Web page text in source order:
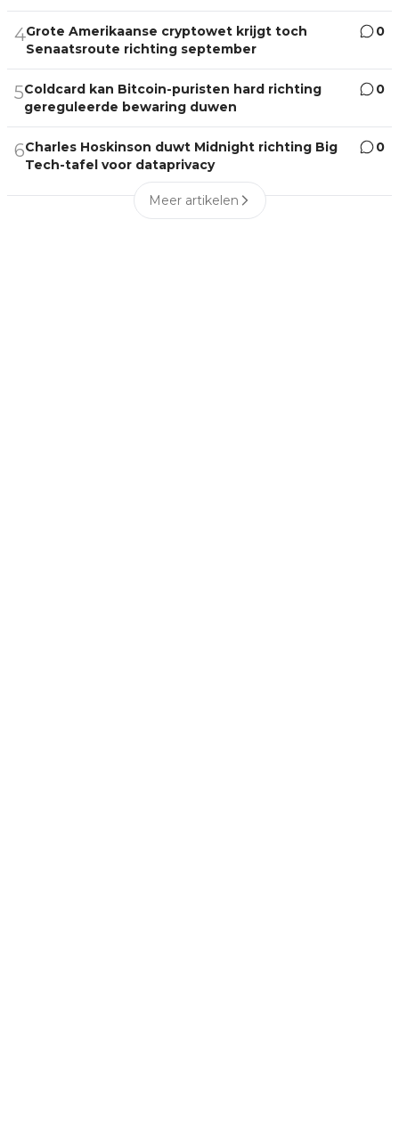
4Grote Amerikaanse cryptowet krijgt toch
Senaatsroute richting september
0
5Coldcard kan Bitcoin-puristen hard richting
gereguleerde bewaring duwen
0
6Charles Hoskinson duwt Midnight richting Big
Tech-tafel voor dataprivacy
0
Meer artikelen